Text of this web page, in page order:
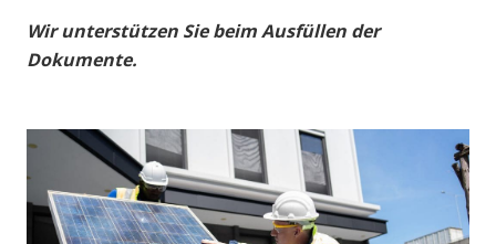
Wir unterstützen Sie beim Ausfüllen der
Dokumente.